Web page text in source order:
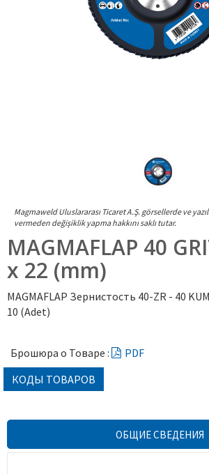
Magmaweld Uluslararası Ticaret A.Ş. görsellerde ve
vermeden değişiklik yapma hakkını saklı tutar.
MAGMAFLAP 40
x 22 (mm)
MAGMAFLAP Зернистость 40-ZR - 40
10 (Adet)
Брошюра о Товаре :
PDF
КОДЫ ТОВАРОВ
ОБЩИЕ СВЕДЕНИЯ